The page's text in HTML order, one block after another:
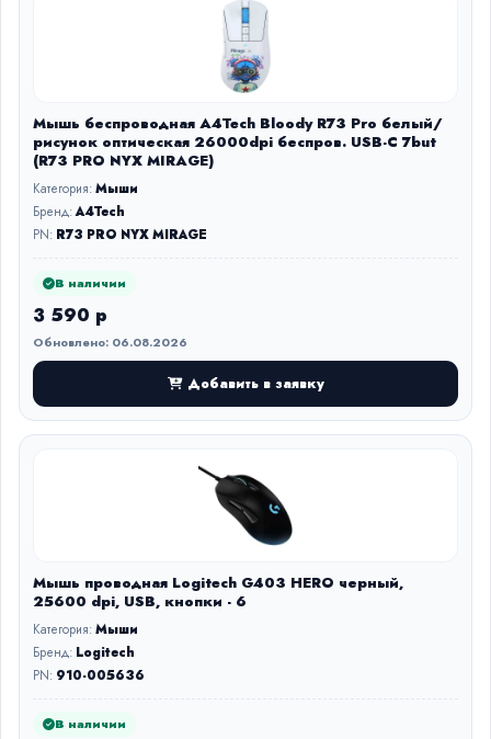
Мышь беспроводная A4Tech Bloody R73 Pro белый/
рисунок оптическая 26000dpi беспров. USB-C 7but
(R73 PRO NYX MIRAGE)
Категория:Мыши
Бренд:A4Tech
PN: R73 PRO NYX MIRAGE
В наличии
3 590 р
Обновлено: 06.08.2026
Добавить в заявку
Мышь проводная Logitech G403 HERO черный,
25600 dpi, USB, кнопки - 6
Категория:Мыши
Бренд: Logitech
PN: 910-005636
В наличии